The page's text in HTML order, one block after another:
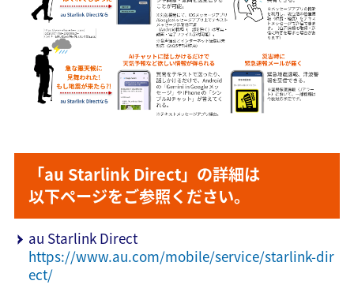
「au Starlink Direct」の詳細は
以下ページをご参照ください。
au Starlink Direct
https://www.au.com/mobile/service/starlink-dir
ect/